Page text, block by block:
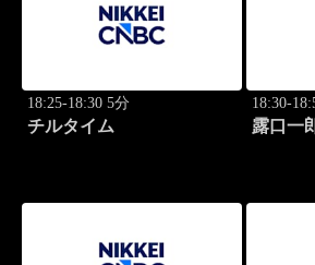
18:25-18:30 5分
チルタイム
18:30-
露口一